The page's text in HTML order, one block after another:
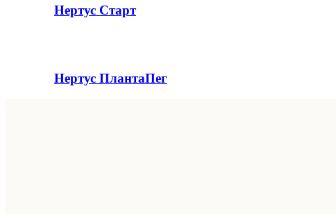
Нертус Старт
Нертус ПлантаПег